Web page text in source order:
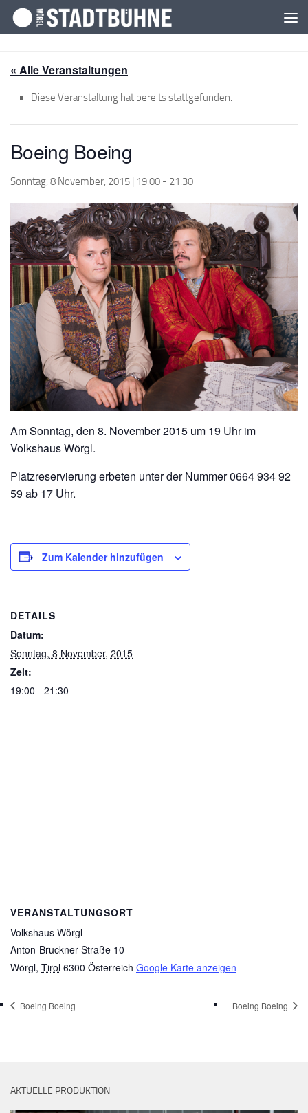
Zum Inhalt springen
« Alle Veranstaltungen
Diese Veranstaltung hat bereits stattgefunden.
Boeing Boeing
Sonntag, 8 November, 2015 | 19:00 - 21:30
Am Sonntag, den 8. November 2015 um 19 Uhr im
Volkshaus Wörgl.
Platzreservierung erbeten unter der Nummer 0664 934 92
59 ab 17 Uhr.
Zum Kalender hinzufügen
DETAILS
Datum:
Sonntag, 8 November, 2015
Zeit:
19:00 - 21:30
VERANSTALTUNGSORT
Volkshaus Wörgl
Anton-Bruckner-Straße 10
Wörgl, Tirol 6300 Österreich Google Karte anzeigen
Boeing Boeing Boeing Boeing
AKTUELLE PRODUKTION